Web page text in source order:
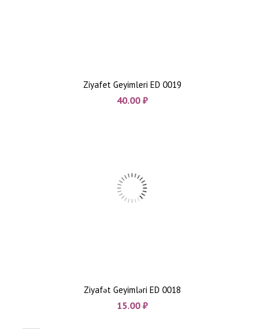
Ziyafet Geyimleri ED 0019
40.00 ₼
Ziyafət Geyimləri ED 0018
15.00 ₼